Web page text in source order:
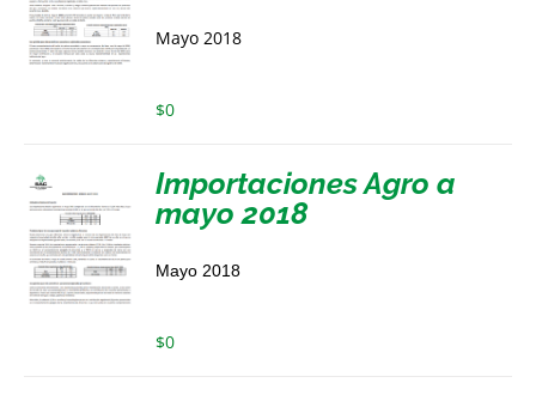
Mayo 2018
$0
Importaciones Agro a
mayo 2018
Mayo 2018
$0